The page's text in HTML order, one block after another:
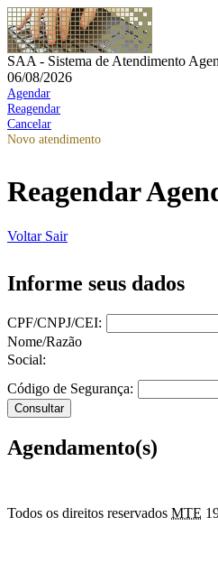
SAA - Sistema de Atendimento
06/08/2026
Agendar
Reagendar
Cancelar
Novo atendimento
Reagendar
Voltar Sair
Informe seus dados
CPF/CNPJ/CEI:
Nome/Razão
Social:
Código de Segurança:
Agendamento(s)
Todos os direitos reservados MTE